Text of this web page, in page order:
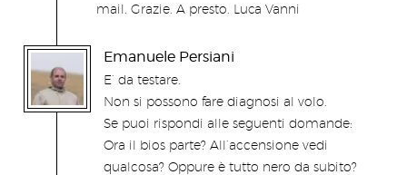
mail. Grazie. A presto. Luca Vanni
Emanuele Persiani
E’ da testare.
Non si possono fare diagnosi al volo.
Se puoi rispondi alle seguenti domande:
Ora il bios parte? All’accensione vedi
qualcosa? Oppure è tutto nero da subito?